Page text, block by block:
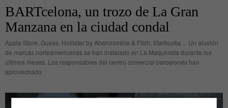
BARTcelona, un trozo de La Gran
Manzana en la ciudad condal
Apple Store, Guess, Hollister by Abercrombie & Fitch, Starbucks… Un aluvión
de marcas norteamericanas se han instalado en La Maquinista durante los
últimos meses. Los responsables del centro comercial barcelonés han
aprovechado